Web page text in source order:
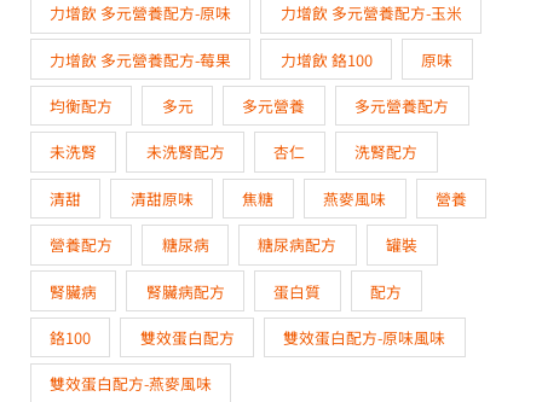
力增飲 多元營養配方-原味 力增飲 多元營養配方-玉米
力增飲 多元營養配方-莓果 力增飲 鉻100 原味
均衡配方 多元 多元營養 多元營養配方
未洗腎 未洗腎配方 杏仁 洗腎配方
清甜 清甜原味 焦糖 燕麥風味 營養
營養配方 糖尿病 糖尿病配方 罐裝
腎臟病 腎臟病配方 蛋白質 配方
鉻100 雙效蛋白配方 雙效蛋白配方-原味風味
雙效蛋白配方-燕麥風味